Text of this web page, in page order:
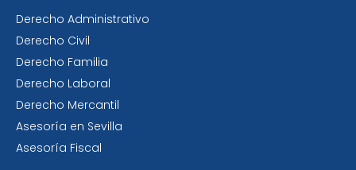
Derecho Administrativo
Derecho Civil
Derecho Familia
Derecho Laboral
Derecho Mercantil
Asesoría en Sevilla
Asesoría Fiscal